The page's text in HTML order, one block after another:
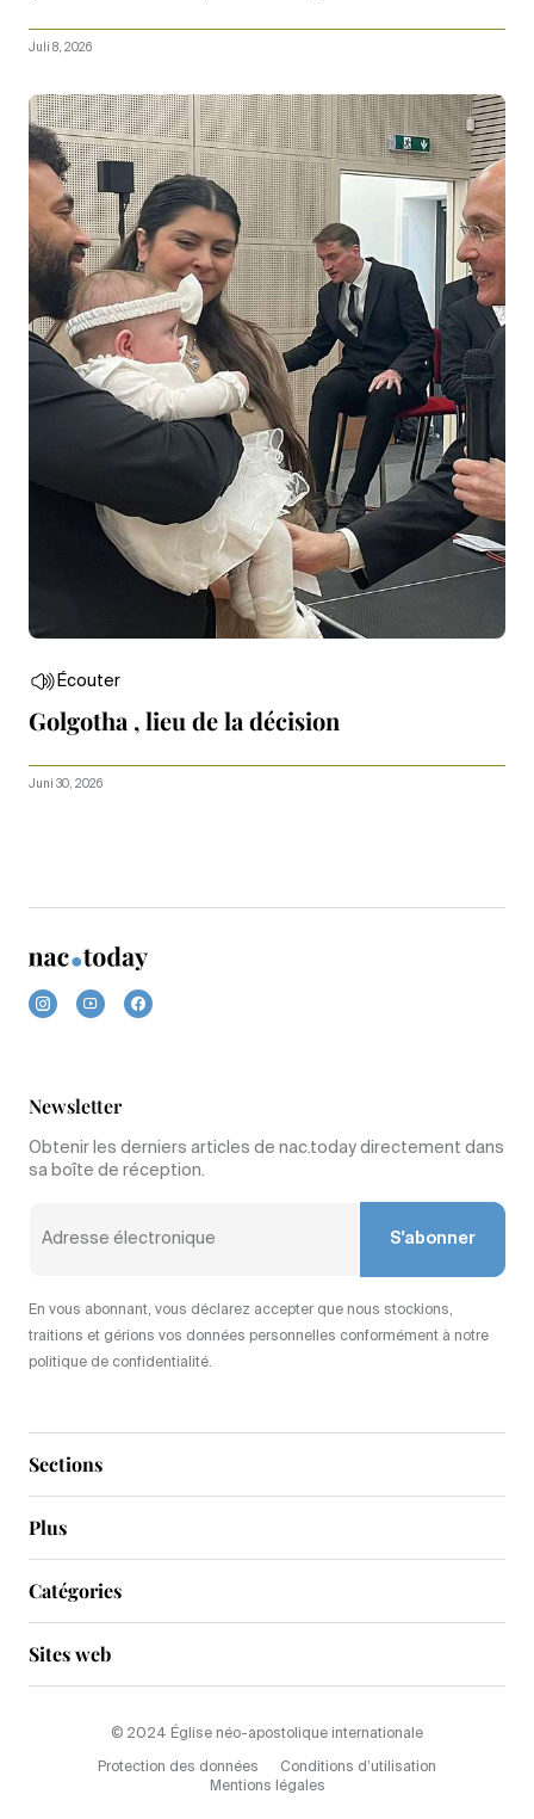
Juli 8, 2026
Écouter
Golgotha , lieu de la décision
Juni 30, 2026
Sections
Plus
Newsletter
Obtenir les derniers articles de nac.today directement dans
sa boîte de réception.
S'abonner
En vous abonnant, vous déclarez accepter que nous stockions,
traitions et gérions vos données personnelles conformément à notre
politique de confidentialité.
Catégories
Sites web
© 2024 Église néo-apostolique internationale
Protection des données
Conditions d’utilisation
Mentions légales